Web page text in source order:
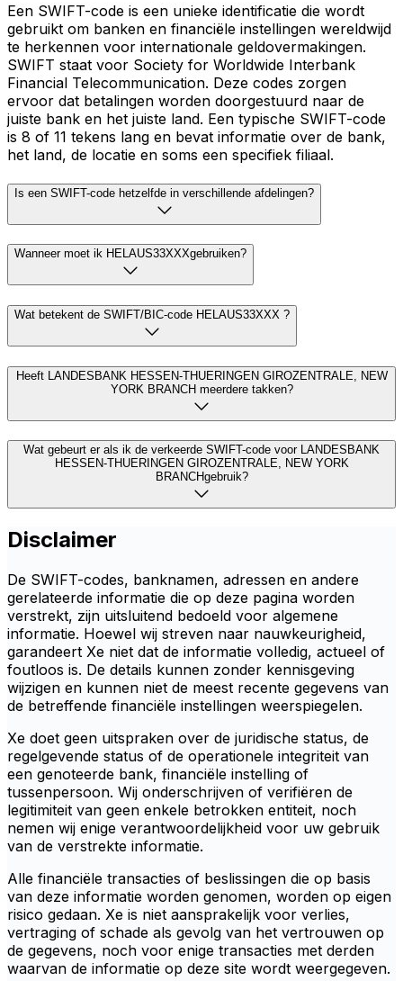
Een SWIFT-code is een unieke identificatie die wordt
gebruikt om banken en financiële instellingen wereldwijd
te herkennen voor internationale geldovermakingen.
SWIFT staat voor Society for Worldwide Interbank
Financial Telecommunication. Deze codes zorgen
ervoor dat betalingen worden doorgestuurd naar de
juiste bank en het juiste land. Een typische SWIFT-code
is 8 of 11 tekens lang en bevat informatie over de bank,
het land, de locatie en soms een specifiek filiaal.
Is een SWIFT-code hetzelfde in verschillende afdelingen?
Wanneer moet ik HELAUS33XXXgebruiken?
Wat betekent de SWIFT/BIC-code HELAUS33XXX ?
Heeft LANDESBANK HESSEN-THUERINGEN GIROZENTRALE, NEW
YORK BRANCH meerdere takken?
Wat gebeurt er als ik de verkeerde SWIFT-code voor LANDESBANK
HESSEN-THUERINGEN GIROZENTRALE, NEW YORK
BRANCHgebruik?
Disclaimer
De SWIFT-codes, banknamen, adressen en andere
gerelateerde informatie die op deze pagina worden
verstrekt, zijn uitsluitend bedoeld voor algemene
informatie. Hoewel wij streven naar nauwkeurigheid,
garandeert Xe niet dat de informatie volledig, actueel of
foutloos is. De details kunnen zonder kennisgeving
wijzigen en kunnen niet de meest recente gegevens van
de betreffende financiële instellingen weerspiegelen.
Xe doet geen uitspraken over de juridische status, de
regelgevende status of de operationele integriteit van
een genoteerde bank, financiële instelling of
tussenpersoon. Wij onderschrijven of verifiëren de
legitimiteit van geen enkele betrokken entiteit, noch
nemen wij enige verantwoordelijkheid voor uw gebruik
van de verstrekte informatie.
Alle financiële transacties of beslissingen die op basis
van deze informatie worden genomen, worden op eigen
risico gedaan. Xe is niet aansprakelijk voor verlies,
vertraging of schade als gevolg van het vertrouwen op
de gegevens, noch voor enige transacties met derden
waarvan de informatie op deze site wordt weergegeven.